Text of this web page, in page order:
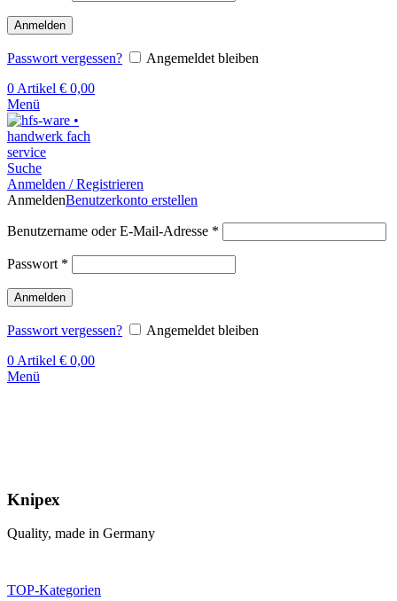
Anmelden
Passwort vergessen?
Angemeldet bleiben
0 Artikel € 0,00
Menü
Suche
Anmelden / Registrieren
AnmeldenBenutzerkonto erstellen
Benutzername oder E-Mail-Adresse *
Passwort *
Anmelden
Passwort vergessen?
Angemeldet bleiben
0 Artikel € 0,00
Menü
Knipex
Quality, made in Germany
TOP-Kategorien